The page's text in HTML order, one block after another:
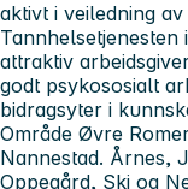
aktivt i veiledning
attraktiv
godt psykososialt
bidragsyter i
Område Øvre
Nannestad. Årnes,
Oppegård, Ski og